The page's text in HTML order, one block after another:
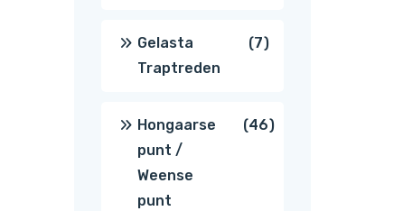
Gelasta
Traptreden
77
Hongaarse
punt /
Weense
punt
4646